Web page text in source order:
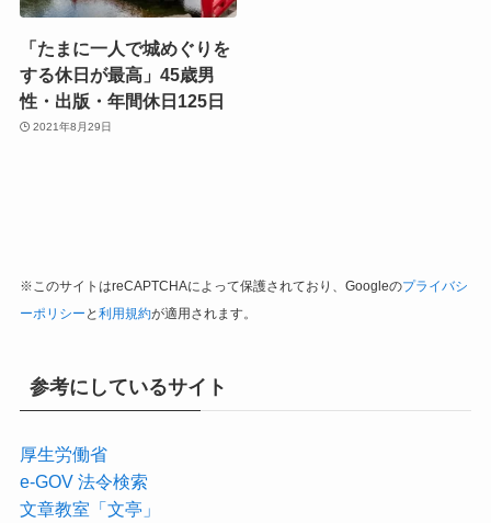
「たまに一人で城めぐりを
する休日が最高」45歳男
性・出版・年間休日125日
2021年8月29日
※このサイトはreCAPTCHAによって保護されており、Googleのプライバシ
ーポリシー と 利用規約が適用されます。
参考にしているサイト
厚生労働省
e-GOV 法令検索
文章教室「文亭」